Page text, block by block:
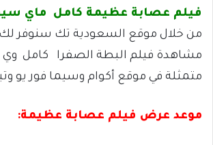
فيلم عصابة عظيمة كامل ماي سيما
من خلال موقع السعودية تك سنوفر
متمثلة في موقع أكوام وسيما فور يو
موعد عرض فيلم عصابة عظيمة: